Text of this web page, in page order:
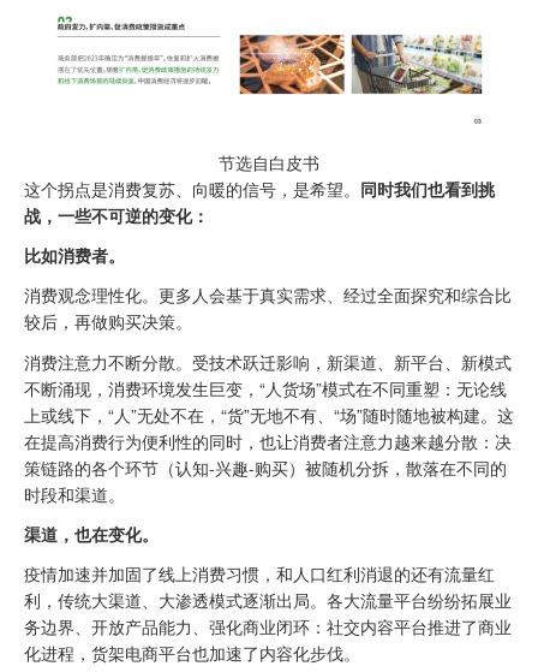
节选自白皮书
这个拐点是消费复苏、向暖的信号，是希望。 同时我们也看到挑
战，一些不可逆的变化：
比如消费者。
消费观念理性化。更多人会基于真实需求、经过全面探究和综合比
较后，再做购买决策。
消费注意力不断分散。受技术跃迁影响，新渠道、新平台、新模式
不断涌现，消费环境发生巨变，“人货场”模式在不同重塑：无论线
上或线下，“人”无处不在，“货”无地不有、“场”随时随地被构建。这
在提高消费行为便利性的同时，也让消费者注意力越来越分散：决
策链路的各个环节（认知-兴趣-购买）被随机分拆，散落在不同的
时段和渠道。
渠道，也在变化。
疫情加速并加固了线上消费习惯，和人口红利消退的还有流量红
利，传统大渠道、大渗透模式逐渐出局。各大流量平台纷纷拓展业
务边界、开放产品能力、强化商业闭环：社交内容平台推进了商业
化进程，货架电商平台也加速了内容化步伐。